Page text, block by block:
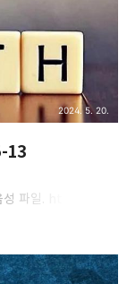
13
2024. 5. 20.
파일. https://ti